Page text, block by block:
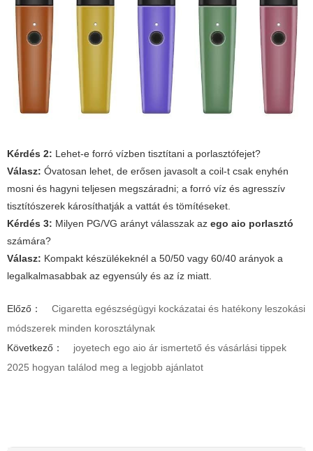
Kérdés 2: Lehet-e forró vízben tisztítani a porlasztófejet?
Válasz: Óvatosan lehet, de erősen javasolt a coil-t csak enyhén
mosni és hagyni teljesen megszáradni; a forró víz és agresszív
tisztítószerek károsíthatják a vattát és tömítéseket.
Kérdés 3: Milyen PG/VG arányt válasszak az ego aio porlasztó
számára?
Válasz: Kompakt készülékeknél a 50/50 vagy 60/40 arányok a
legalkalmasabbak az egyensúly és az íz miatt.
Előző：
Cigaretta egészségügyi kockázatai és hatékony leszokási
módszerek minden korosztálynak
Következő：
joyetech ego aio ár ismertető és vásárlási tippek
2025 hogyan találod meg a legjobb ajánlatot